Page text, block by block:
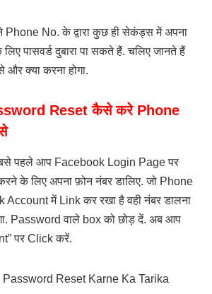
No. के द्वारा कुछ ही सेकंड्स में अपना
पासवर्ड दुबारा पा सकते हैं. चलिए जानते हैं
क्या करना होगा.
Reset कैसे करे Phone
पहले आप Facebook Login Page पर
के लिए अपना फ़ोन नंबर डालिए. जो Phone
में Link कर रखा है वही नंबर डालना
Password वाले box को छोड़ दें. अब आप
पर Click करें.